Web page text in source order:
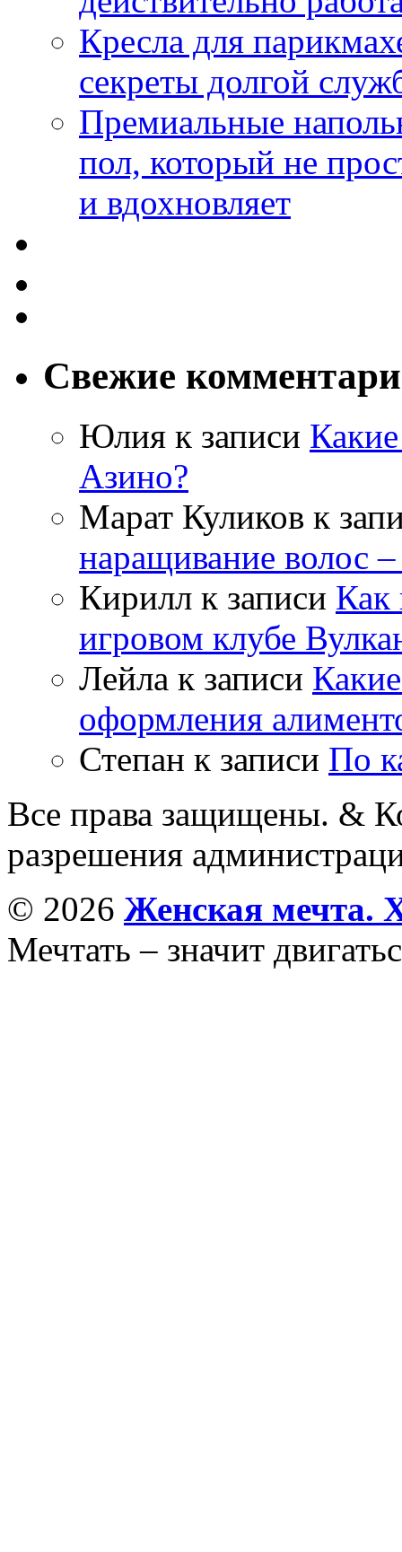
Кресла для
секреты долгой
Премиальные
пол, который не
и вдохновляет
Свежие
Юлия к записи
Азино?
Марат Куликов к
наращивание волос
Кирилл к записи Как
игровом клубе
Лейла к записи
оформления
Степан к записи По
Все права защищены. &
разрешения
© 2026 Женская мечта.
Мечтать – значит